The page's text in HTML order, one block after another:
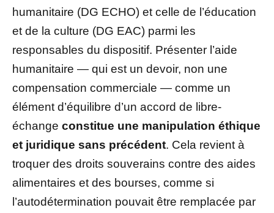
humanitaire (DG ECHO) et celle de l’éducation
et de la culture (DG EAC) parmi les
responsables du dispositif. Présenter l’aide
humanitaire — qui est un devoir, non une
compensation commerciale — comme un
élément d’équilibre d’un accord de libre-
échange constitue une manipulation éthique
et juridique sans précédent. Cela revient à
troquer des droits souverains contre des aides
alimentaires et des bourses, comme si
l’autodétermination pouvait être remplacée par